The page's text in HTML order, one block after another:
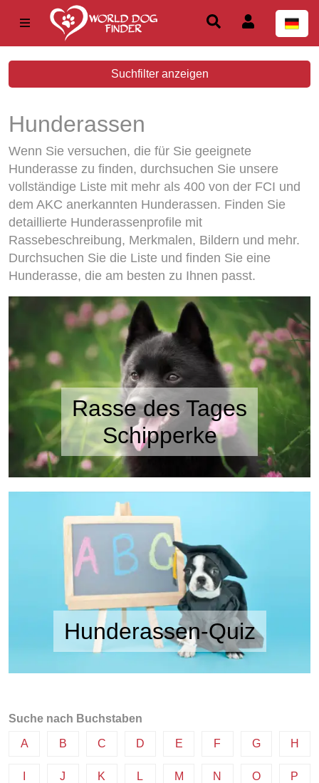
Suchfilter anzeigen
Hunderassen
Wenn Sie versuchen, die für Sie geeignete
Hunderasse zu finden, durchsuchen Sie unsere
vollständige Liste mit mehr als 400 von der FCI und
dem AKC anerkannten Hunderassen. Finden Sie
detaillierte Hunderassenprofile mit
Rassebeschreibung, Merkmalen, Bildern und mehr.
Durchsuchen Sie die Liste und finden Sie eine
Hunderasse, die am besten zu Ihnen passt.
Rasse des Tages
Schipperke
Hunderassen-Quiz
Suche nach Buchstaben
A B C D E F G H
J K L M N O P